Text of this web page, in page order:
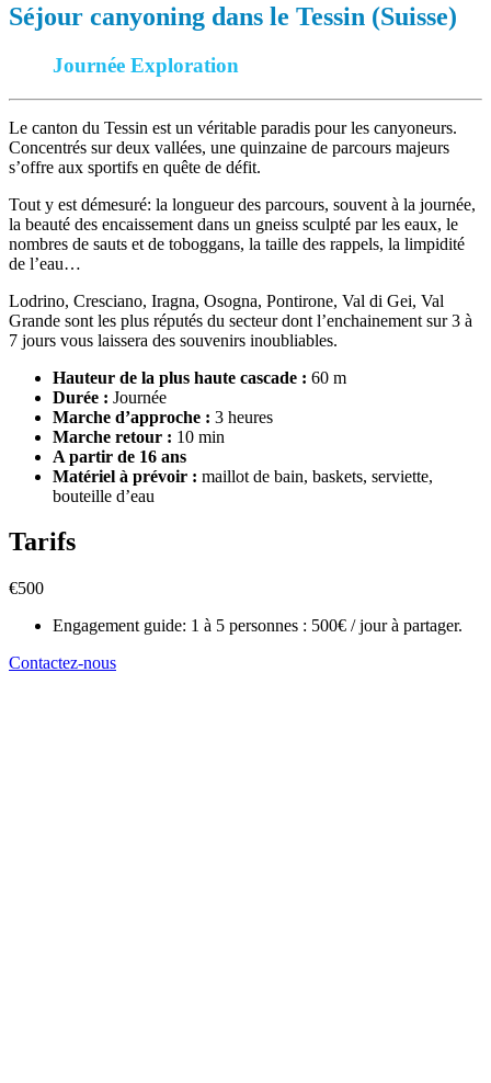
Séjour canyoning dans le Tessin (Suisse)
Journée Exploration
Le canton du Tessin est un véritable paradis pour les canyoneurs.
Concentrés sur deux vallées, une quinzaine de parcours majeurs
s’offre aux sportifs en quête de défit.
Tout y est démesuré: la longueur des parcours, souvent à la journée,
la beauté des encaissement dans un gneiss sculpté par les eaux, le
nombres de sauts et de toboggans, la taille des rappels, la limpidité
de l’eau…
Lodrino, Cresciano, Iragna, Osogna, Pontirone, Val di Gei, Val
Grande sont les plus réputés du secteur dont l’enchainement sur 3 à
7 jours vous laissera des souvenirs inoubliables.
Hauteur de la plus haute cascade : 60 m
Durée : Journée
Marche d’approche : 3 heures
Marche retour : 10 min
A partir de 16 ans
Matériel à prévoir : maillot de bain, baskets, serviette,
bouteille d’eau
Tarifs
€500
Engagement guide: 1 à 5 personnes : 500€ / jour à partager.
Contactez-nous